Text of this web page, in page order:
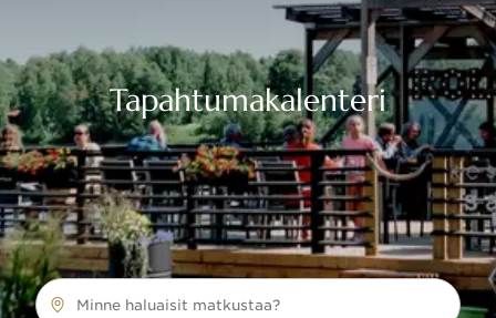
Tapahtumakalenteri
Minne haluaisit matkustaa?